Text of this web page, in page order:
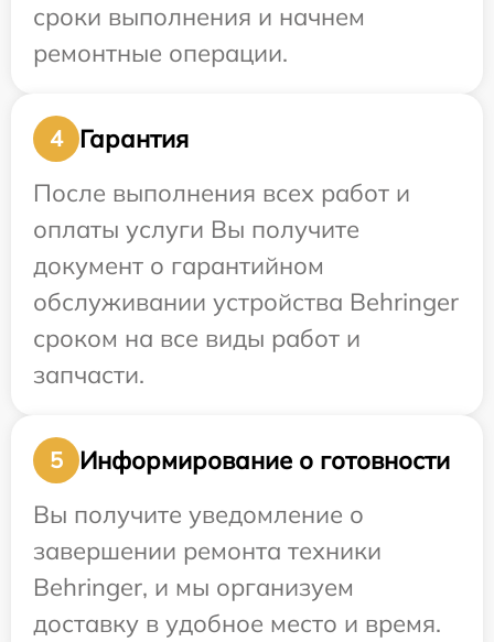
сроки выполнения и начнем
ремонтные операции.
4
Гарантия
После выполнения всех работ и
оплаты услуги Вы получите
документ о гарантийном
обслуживании устройства Behringer
сроком на все виды работ и
запчасти.
5
Информирование о готовности
Вы получите уведомление о
завершении ремонта техники
Behringer, и мы организуем
доставку в удобное место и время.